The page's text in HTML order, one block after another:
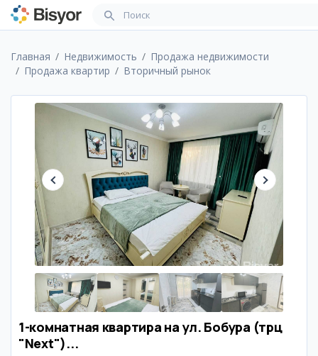
Главная Недвижимость
Продажа недвижимости
Продажа квартир
Вторичный рынок
1-комнатная квартира на ул. Бобура (трц
"Next")...